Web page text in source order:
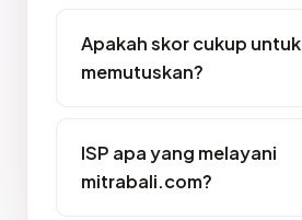
Apakah skor cukup untuk
memutuskan?
ISP apa yang melayani
mitrabali.com?